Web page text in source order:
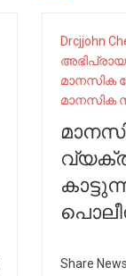
Drcjjohn
മാനസിക
മാനസിക
Share News